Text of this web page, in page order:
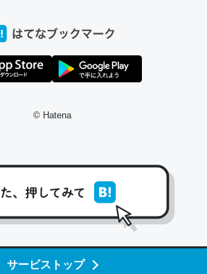
サービストップ
う孝行もできる。一生で親と会える残
ると1週間とかの人が多いそうだけど、
以上に伸ばす効果があるはず……
祖母の家に設置した。ポケットWifiみ
環境作ったけどAlexaしか使わないので
からないですよ。参考：
© Hatena